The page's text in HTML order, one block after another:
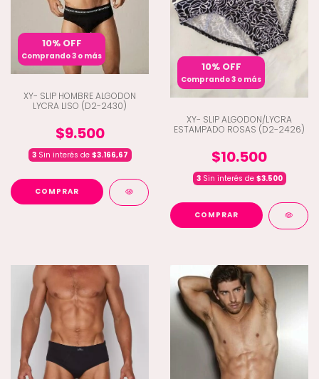
10% OFF
Comprando 3 o más
XY- SLIP HOMBRE ALGODON
LYCRA LISO (D2-2430)
$9.500
3Sin interés de $3.166,67
COMPRAR
10% OFF
Comprando 3 o más
XY- SLIP ALGODON/LYCRA
ESTAMPADO ROSAS (D2-2426)
$10.500
3Sin interés de $3.500
COMPRAR